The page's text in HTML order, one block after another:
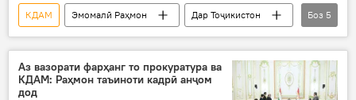
КДАМ Эмомалӣ Раҳмон
Дар Тоҷикистон
таъйиноти кадрӣ
тағйироти кадрӣ
Вазорати дифоъи Тоҷикистон
Раисҷумҳур
Боз 5
Аз вазорати фарҳанг то прокуратура ва
КДАМ: Раҳмон таъиноти кадрӣ анҷом
дод